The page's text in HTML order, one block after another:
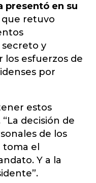
presentó en su
que retuvo
y
los esfuerzos de
por
estos
decisión de
de los
el
Y a la